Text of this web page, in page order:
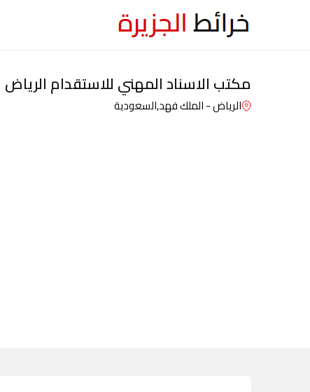
مكتب الاسناد المهني للاستقدام الرياض
الرياض - الملك فهد,السعودية